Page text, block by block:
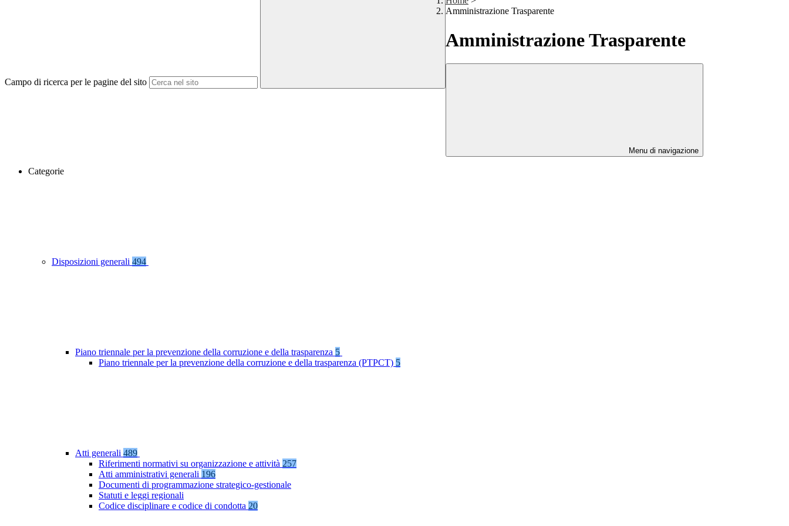
Campo di ricerca per le pagine del sito
Amministrazione Trasparente
Amministrazione Trasparente
Menu di navigazione
Categorie
Disposizioni generali 494
Piano triennale per la prevenzione della corruzione e della trasparenza 5
Piano triennale per la prevenzione della corruzione e della trasparenza (PTPCT) 5
Atti generali 489
Riferimenti normativi su organizzazione e attività 257
Atti amministrativi generali 196
Documenti di programmazione strategico-gestionale
Statuti e leggi regionali
Codice disciplinare e codice di condotta 20